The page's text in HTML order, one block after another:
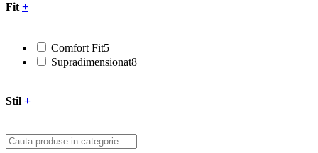
Fit +
Comfort Fit5
Supradimensionat8
Stil +